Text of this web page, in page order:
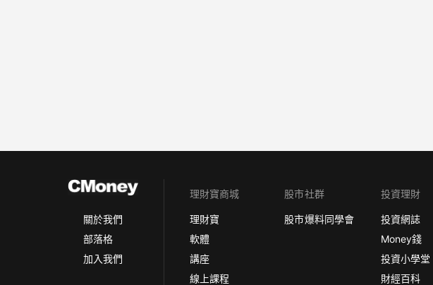
關於我們
部落格
加入我們
理財寶商城
理財寶
軟體
講座
線上課程
股市社群
股市爆料同學會
投資理財
投資網誌
Money錢
投資小學堂
財經百科